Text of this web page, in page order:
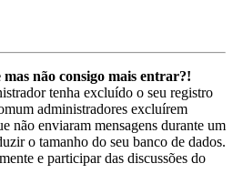
não consigo mais entrar?!
tenha excluído o seu registro
administradores excluírem
não enviaram mensagens durante um
o tamanho do seu banco de dados.
e participar das discussões do